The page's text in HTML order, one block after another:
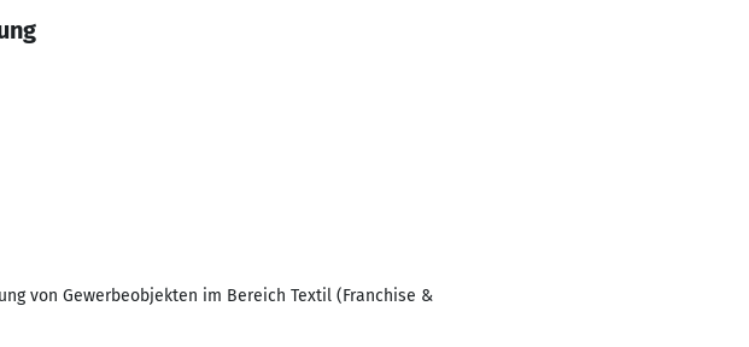
von Gewerbeobjekten im Bereich Textil (Franchise &